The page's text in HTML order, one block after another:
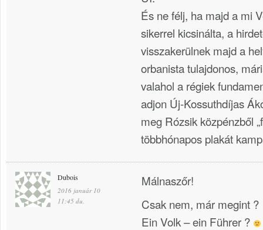
És ne félj, ha majd a mi
sikerrel kicsinálta, a
visszakerülnek majd a
orbanista tulajdonos,
valahol a régiek
adjon Új-Kossuthdíjas
meg Rózsik közpénzből
többhónapos plakát
Dubois
2016 január 10
11:45 du.
Málnaszőr!
Csak nem, már megint ?
Ein Volk – ein Führer ?